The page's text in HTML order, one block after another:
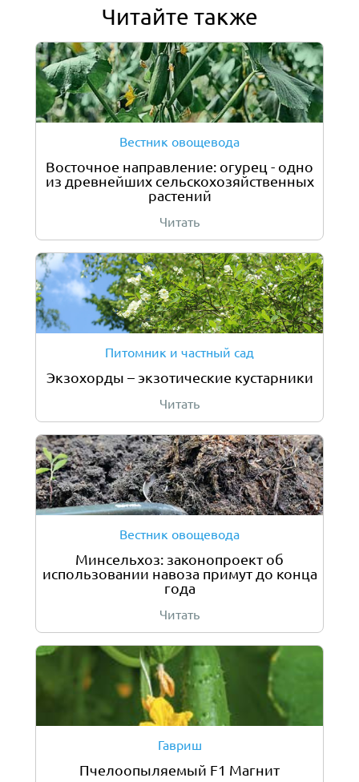
Читайте также
Вестник овощевода
Восточное направление: огурец - одно
из древнейших сельскохозяйственных
растений
Читать
Питомник и частный сад
Экзохорды – экзотические кустарники
Читать
Вестник овощевода
Минсельхоз: законопроект об
использовании навоза примут до конца
года
Читать
Гавриш
Пчелоопыляемый F1 Магнит